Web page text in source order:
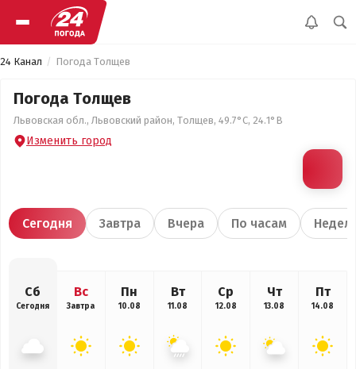
24 Канал Погода Толщев
Погода Толщев
Львовская обл., Львовский район, Толщев, 49.7°С, 24.1°В
Изменить город
Сегодня Завтра Вчера По часам
Сб
Сегодня
Вс
Завтра
Пн
10.08
Вт
11.08
Ср
12.08
Чт
13.08
Пт
14.08